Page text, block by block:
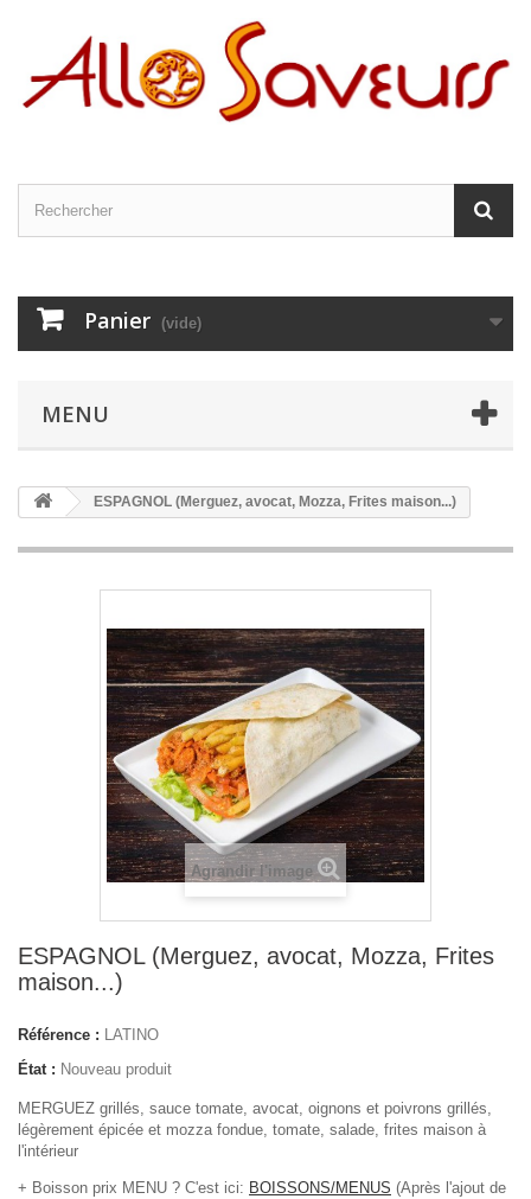
Panier (vide)
MENU
ESPAGNOL (Merguez, avocat, Mozza, Frites maison...)
Agrandir l'image
ESPAGNOL (Merguez, avocat, Mozza, Frites
maison...)
Référence : LATINO
État : Nouveau produit
MERGUEZ grillés, sauce tomate, avocat, oignons et poivrons grillés,
légèrement épicée et mozza fondue, tomate, salade, frites maison à
l'intérieur
+ Boisson prix MENU ? C'est ici: BOISSONS/MENUS (Après l'ajout de